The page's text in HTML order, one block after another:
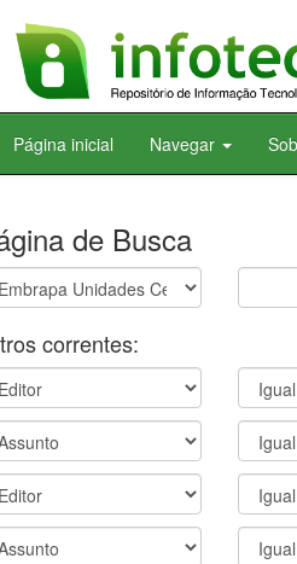
Página inicial Navegar
de Busca
correntes: